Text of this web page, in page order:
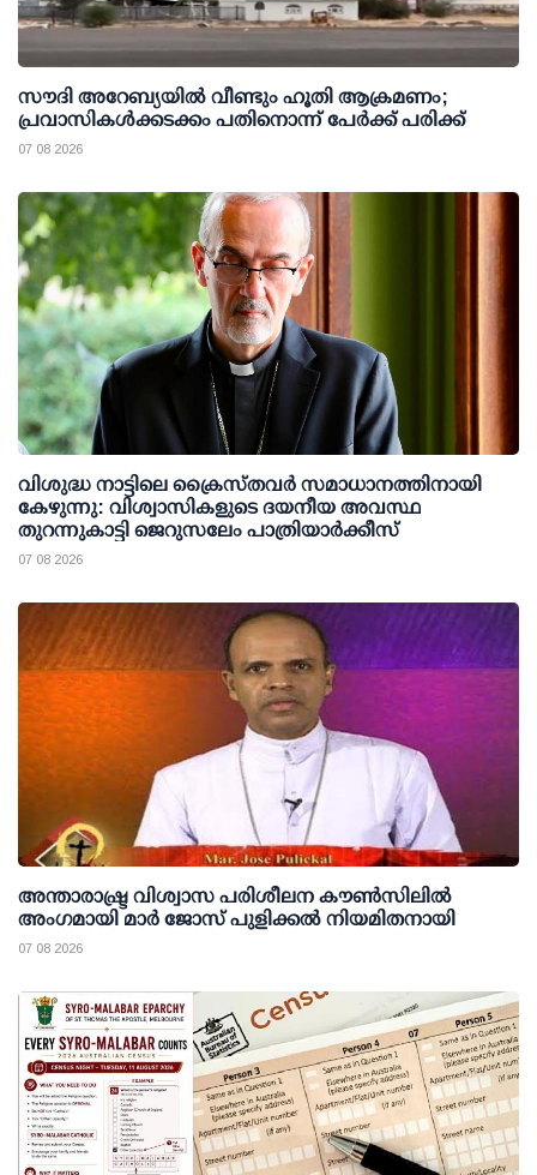
സൗദി അറേബ്യയില്‍ വീണ്ടും ഹൂതി ആക്രമണം;
പ്രവാസികള്‍ക്കടക്കം പതിനൊന്ന് പേര്‍ക്ക് പരിക്ക്
07 08 2026
വിശുദ്ധ നാട്ടിലെ ക്രൈസ്തവർ സമാധാനത്തിനായി
കേഴുന്നു: വിശ്വാസികളുടെ ദയനീയ അവസ്ഥ
തുറന്നുകാട്ടി ജെറുസലേം പാത്രിയാർക്കീസ്
07 08 2026
അന്താരാഷ്ട്ര വിശ്വാസ പരിശീലന കൗണ്‍സിലില്‍
അംഗമായി മാര്‍ ജോസ് പുളിക്കല്‍ നിയമിതനായി
07 08 2026